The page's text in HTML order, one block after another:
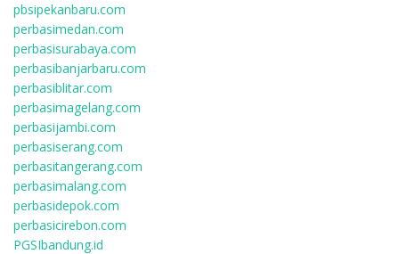
pbsipekanbaru.com
perbasimedan.com
perbasisurabaya.com
perbasibanjarbaru.com
perbasiblitar.com
perbasimagelang.com
perbasijambi.com
perbasiserang.com
perbasitangerang.com
perbasimalang.com
perbasidepok.com
perbasicirebon.com
PGSIbandung.id